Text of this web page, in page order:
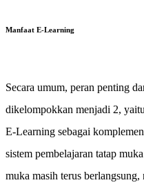
Manfaat E-Learning
Secara umum, peran penting
dikelompokkan menjadi 2,
E-Learning sebagai
sistem pembelajaran tatap
muka masih terus